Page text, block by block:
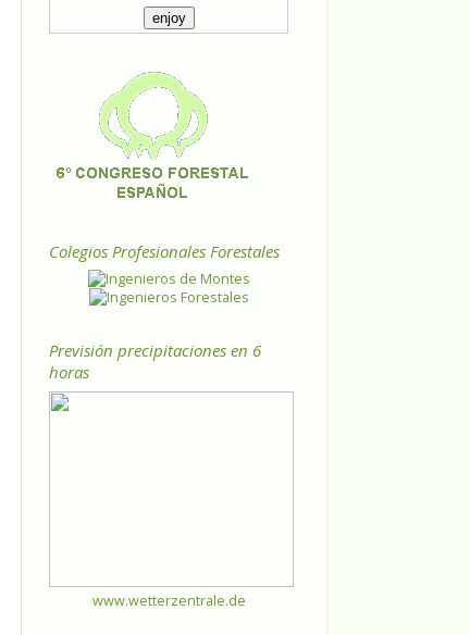
Colegios Profesionales Forestales
Previsión precipitaciones en 6
horas
www.wetterzentrale.de